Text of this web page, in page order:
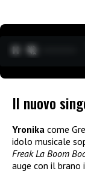
Il nuovo
Yronika come
idolo musicale
Freak La Boom
auge con il brano